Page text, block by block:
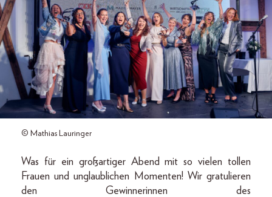
© Mathias Lauringer
Was für ein großartiger Abend mit so vielen tollen
Frauen und unglaublichen Momenten! Wir gratulieren
den Gewinnerinnen des